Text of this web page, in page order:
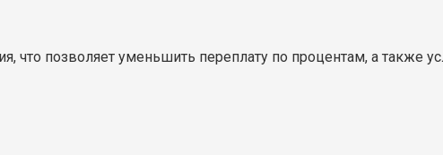
что позволяет уменьшить переплату по процентам, а также